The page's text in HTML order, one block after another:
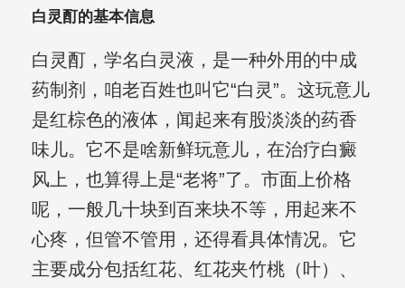
白灵酊的基本信息
白灵酊，学名白灵液，是一种外用的中成
药制剂，咱老百姓也叫它“白灵”。这玩意儿
是红棕色的液体，闻起来有股淡淡的药香
味儿。它不是啥新鲜玩意儿，在治疗白癜
风上，也算得上是“老将”了。市面上价格
呢，一般几十块到百来块不等，用起来不
心疼，但管不管用，还得看具体情况。它
主要成分包括红花、红花夹竹桃（叶）、